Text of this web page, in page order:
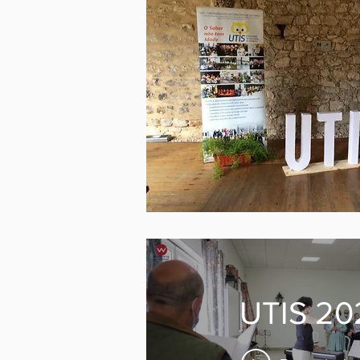
UTIS